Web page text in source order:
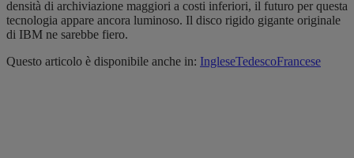
densità di archiviazione maggiori a costi inferiori, il futuro per questa
tecnologia appare ancora luminoso. Il disco rigido gigante originale
di IBM ne sarebbe fiero.
Questo articolo è disponibile anche in: IngleseTedescoFrancese